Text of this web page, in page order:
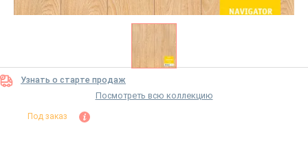
Посмотреть всю коллекцию
Узнать о старте продаж
Под заказ